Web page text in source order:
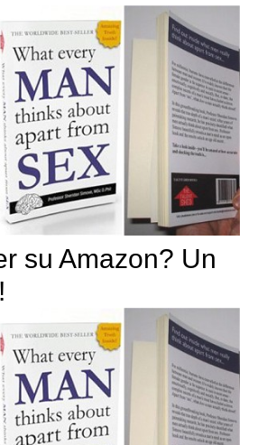
su Amazon? Un